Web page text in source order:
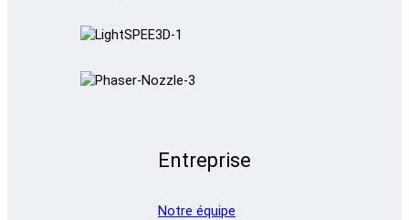
Entreprise
Notre équipe